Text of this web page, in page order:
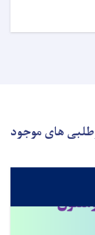
های موجود